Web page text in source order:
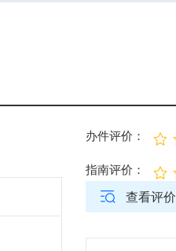
办件评价：
指南评价：
查看评价